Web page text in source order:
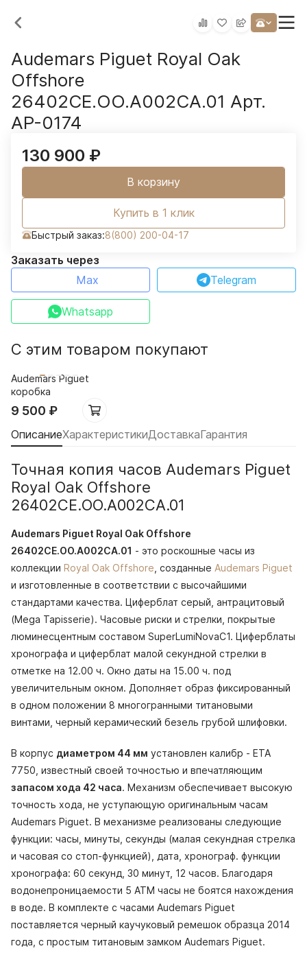
Audemars Piguet Royal Oak
Offshore
26402CE.OO.A002CA.01 Арт.
AP-0174
130 900 ₽
В корзину
Купить в 1 клик
Быстрый заказ:8(800) 200-04-17
Заказать через
Max
Telegram
Whatsapp
С этим товаром покупают
Audemars Piguet
коробка
9 500 ₽
ОписаниеХарактеристикиДоставкаГарантия
Точная копия часов Audemars Piguet
Royal Oak Offshore
26402CE.OO.A002CA.01
Audemars Piguet Royal Oak Offshore
26402CE.OO.A002CA.01 - это роскошные часы из
коллекции Royal Oak Offshore , созданные Audemars Piguet
и изготовленные в соответствии с высочайшими
стандартами качества. Циферблат серый, антрацитовый
(Mega Tapisserie). Часовые риски и стрелки, покрытые
люминесцентным составом SuperLumiNovaС1. Циферблаты
хронографа и циферблат малой секундной стрелки в
отметке на 12.00 ч. Окно даты на 15.00 ч. под
увеличительным окном. Дополняет образ фиксированный
в одном положении 8 многогранными титановыми
винтами, черный керамический безель грубой шлифовки.
В корпус диаметром 44 мм установлен калибр - ETA
7750, известный своей точностью и впечатляющим
запасом хода 42 часа. Механизм обеспечивает высокую
точность хода, не уступающую оригинальным часам
Audemars Piguet. В механизме реализованы следующие
функции: часы, минуты, секунды (малая секундная стрелка
и часовая со стоп-функцией), дата, хронограф. функции
хронографа: 60 секунд, 30 минут, 12 часов. Благодаря
водонепроницаемости 5 АТМ часы не боятся нахождения
в воде. В комплекте с часами Audemars Piguet
поставляется черный каучуковый ремешок образца 2014
года, с простым титановым замком Audemars Piguet.